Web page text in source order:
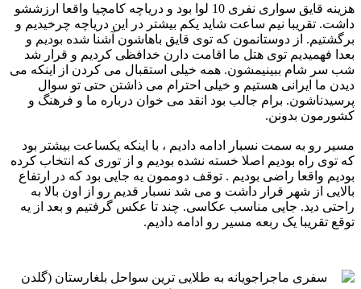
‏هزینه قایق سواری نفری 10 لوا بود و دریاچه کامچیا واقعا ارزششو
داشت. تقریبا نیم ساعت شاید یکم بیشتر در این دریاچه ‏چرخیدیم و
برگشتیم. از دوستانمون که توی قایق باهاشون آشنا شده بودیم و
بعدا فهمیدیم توی هتل ما اقامت دارن خدافظی ‏کردیم و قرار شد
شب سر شام ببینیمشون. همه خیلی استقبال می کردن از اینکه می
دیدن ما ایرانی هستیم و خیلی احترام می ‏ذاشتن حتی تو سوال
پرسیدناشون. برام جالب بود انقد می خوان درباره ما و فرهنگ و
کشورمون بدونن. ‏
مسیر رو به سمت نسبار ادامه دادیم ، با اینکه یکساعت بیشتر بود
که توی راه بودیم اصلا خسته نشده بودیم و از توری که ‏انتخاب کرده
بودیم واقعا راضی بودیم . توقف دوممون یه جایی بود که در ارتفاع
بالایی از شهر قرار داشت و می شد نسبار ‏قدیم رو از اون بالا به
راحتی دید. جایی مناسب عکاسی. چند تا عکس گرفتیم و بعد از یه
توقع تقریبا یک ربعه مسیر رو ‏ادامه دادیم. ‏